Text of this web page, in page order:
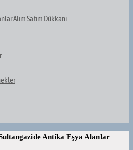
Alım Satım Dükkanı
Antika Eşya Alanlar